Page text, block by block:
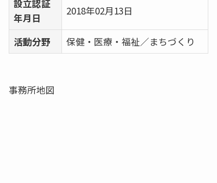
設立認証
年月日
2018年02月13日
活動分野 保健・医療・福祉／まちづくり
事務所地図